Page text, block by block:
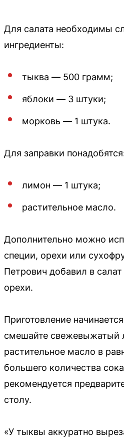
Для салата необходимы
ингредиенты:
тыква — 500 грамм;
яблоки — 3 штуки;
морковь — 1 штука.
Для заправки
лимон — 1 штука;
растительное масло.
Дополнительно можно
специи, орехи или
Петрович добавил в
орехи.
Приготовление
смешайте свежевыжатый
растительное масло в
большего количества
рекомендуется
столу.
«У тыквы аккуратно